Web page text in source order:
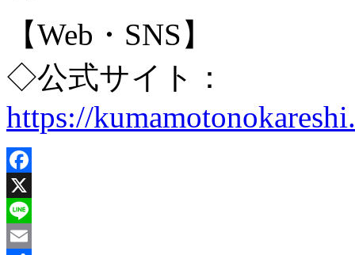
【Web・SNS】
◇公式サイト：
https://
Facebook
X
Line